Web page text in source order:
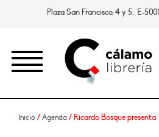
Plaza San Francisco, 4 y 5. E-
Inicio / Agenda / Ricardo Bosque presenta